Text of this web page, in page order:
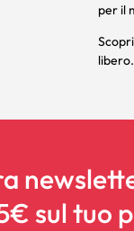
per il
libero.
sul tuo